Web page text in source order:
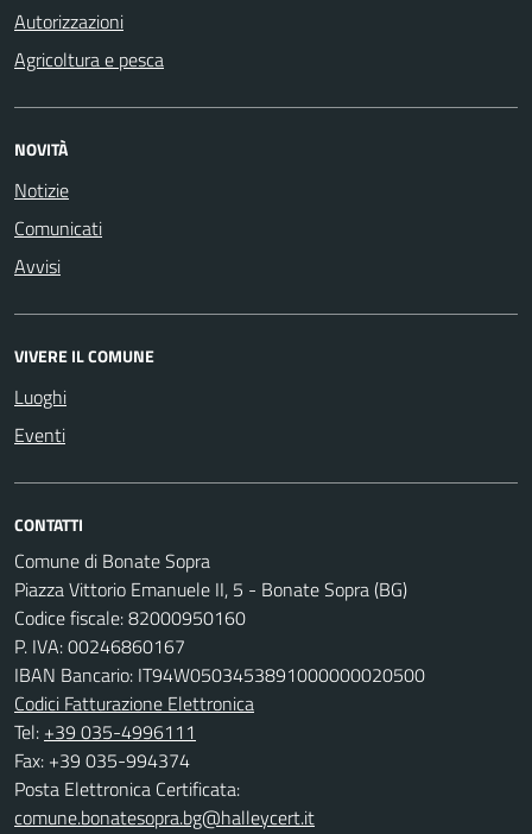
Autorizzazioni
Agricoltura e pesca
NOVITÀ
Notizie
Comunicati
Avvisi
VIVERE IL COMUNE
Luoghi
Eventi
CONTATTI
Comune di Bonate Sopra
Piazza Vittorio Emanuele II, 5 - Bonate Sopra (BG)
Codice fiscale: 82000950160
P. IVA: 00246860167
IBAN Bancario: IT94W0503453891000000020500
Codici Fatturazione Elettronica
Tel: +39 035-4996111
Fax: +39 035-994374
Posta Elettronica Certificata:
comune.bonatesopra.bg@halleycert.it